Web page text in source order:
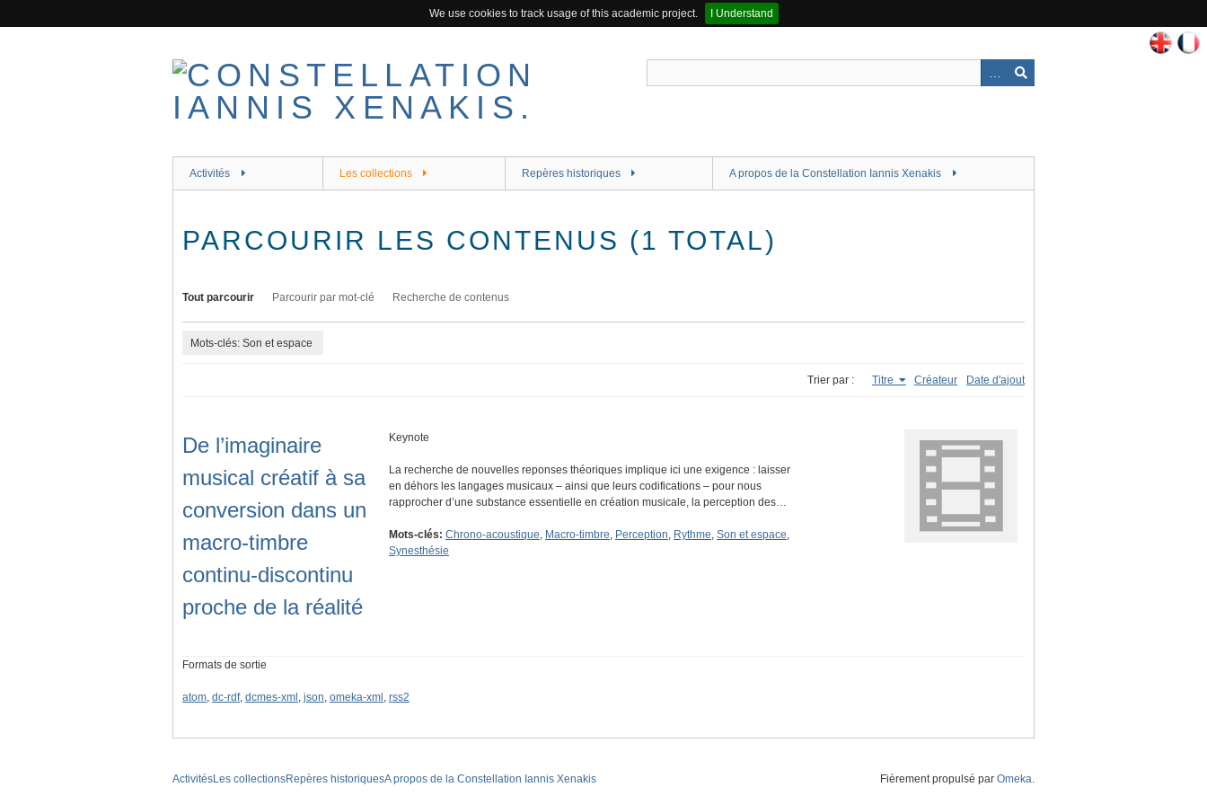
We use cookies to track usage of this academic project.
I Understand
Activités Les collections Repères historiques A propos de la Constellation Iannis Xenakis
PARCOURIR LES CONTENUS (1 TOTAL)
Tout parcourir Parcourir par mot-clé Recherche de contenus
Mots-clés: Son et espace
Trier par : Titre Créateur Date d'ajout
De l’imaginaire
musical créatif à sa
conversion dans un
macro-timbre
continu-discontinu
proche de la réalité
Keynote
La recherche de nouvelles reponses théoriques implique ici une exigence : laisser
en déhors les langages musicaux – ainsi que leurs codifications – pour nous
rapprocher d’une substance essentielle en création musicale, la perception des…
Mots-clés: Chrono-acoustique, Macro-timbre, Perception, Rythme, Son et espace,
Synesthésie
Formats de sortie
atom, dc-rdf, dcmes-xml , json, omeka-xml , rss2
ActivitésLes collectionsRepères historiquesA propos de la Constellation Iannis Xenakis Fièrement propulsé par Omeka.